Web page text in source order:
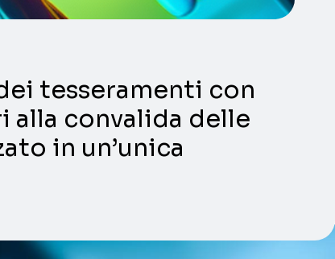
tesseramenti con
alla convalida delle
in un’unica